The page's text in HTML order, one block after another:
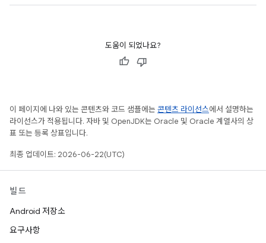
도움이 되었나요?
이 페이지에 나와 있는 콘텐츠와 코드 샘플에는 콘텐츠 라이선스에서 설명하는
라이선스가 적용됩니다. 자바 및 OpenJDK는 Oracle 및 Oracle 계열사의 상
표 또는 등록 상표입니다.
최종 업데이트: 2026-06-22(UTC)
빌드
Android 저장소
요구사항